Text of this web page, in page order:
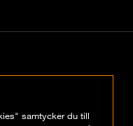
samtycker du till